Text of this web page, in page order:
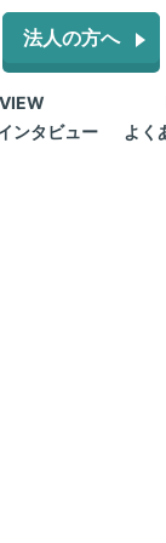
法人の方へ
ンタビュー
よく